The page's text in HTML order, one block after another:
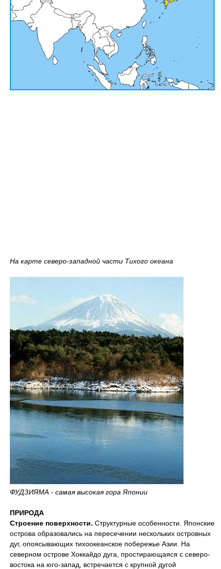
На карте северо-западной части Тихого океана
ФУДЗИЯМА - самая высокая гора Японии
ПРИРОДА
Строение поверхности. Структурные особенности. Японские
острова образовались на пересечении нескольких островных
дуг, опоясывающих тихоокеанское побережье Азии. На
северном острове Хоккайдо дуга, простирающаяся с северо-
востока на юго-запад, встречается с крупной дугой